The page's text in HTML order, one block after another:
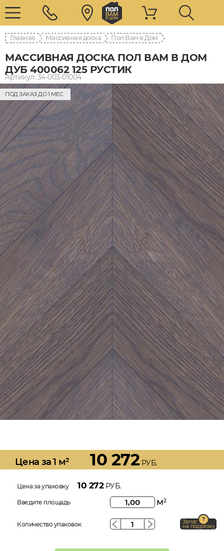
Главная Массивная доска Пол Вам в Дом
МАССИВНАЯ ДОСКА ПОЛ ВАМ В ДОМ
ДУБ 400062 125 РУСТИК
Артикул: 34-003-01004
ПОД ЗАКАЗ ДО 1 МЕС
Цена за 1 м² 10 272РУБ.
Цена за упаковку 10 272РУБ.
Введите площадь м2
Количество упаковок Запас
на подрезку